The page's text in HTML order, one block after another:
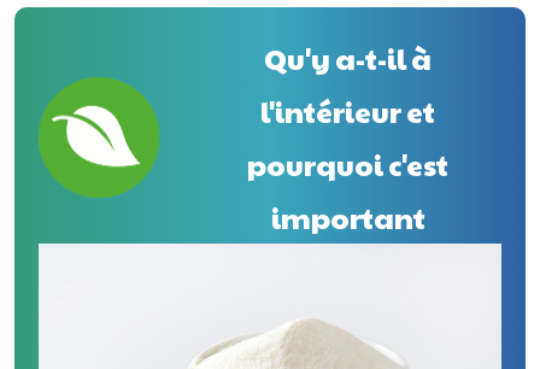
Qu'y a-t-il à
l'intérieur et
pourquoi c'est
important